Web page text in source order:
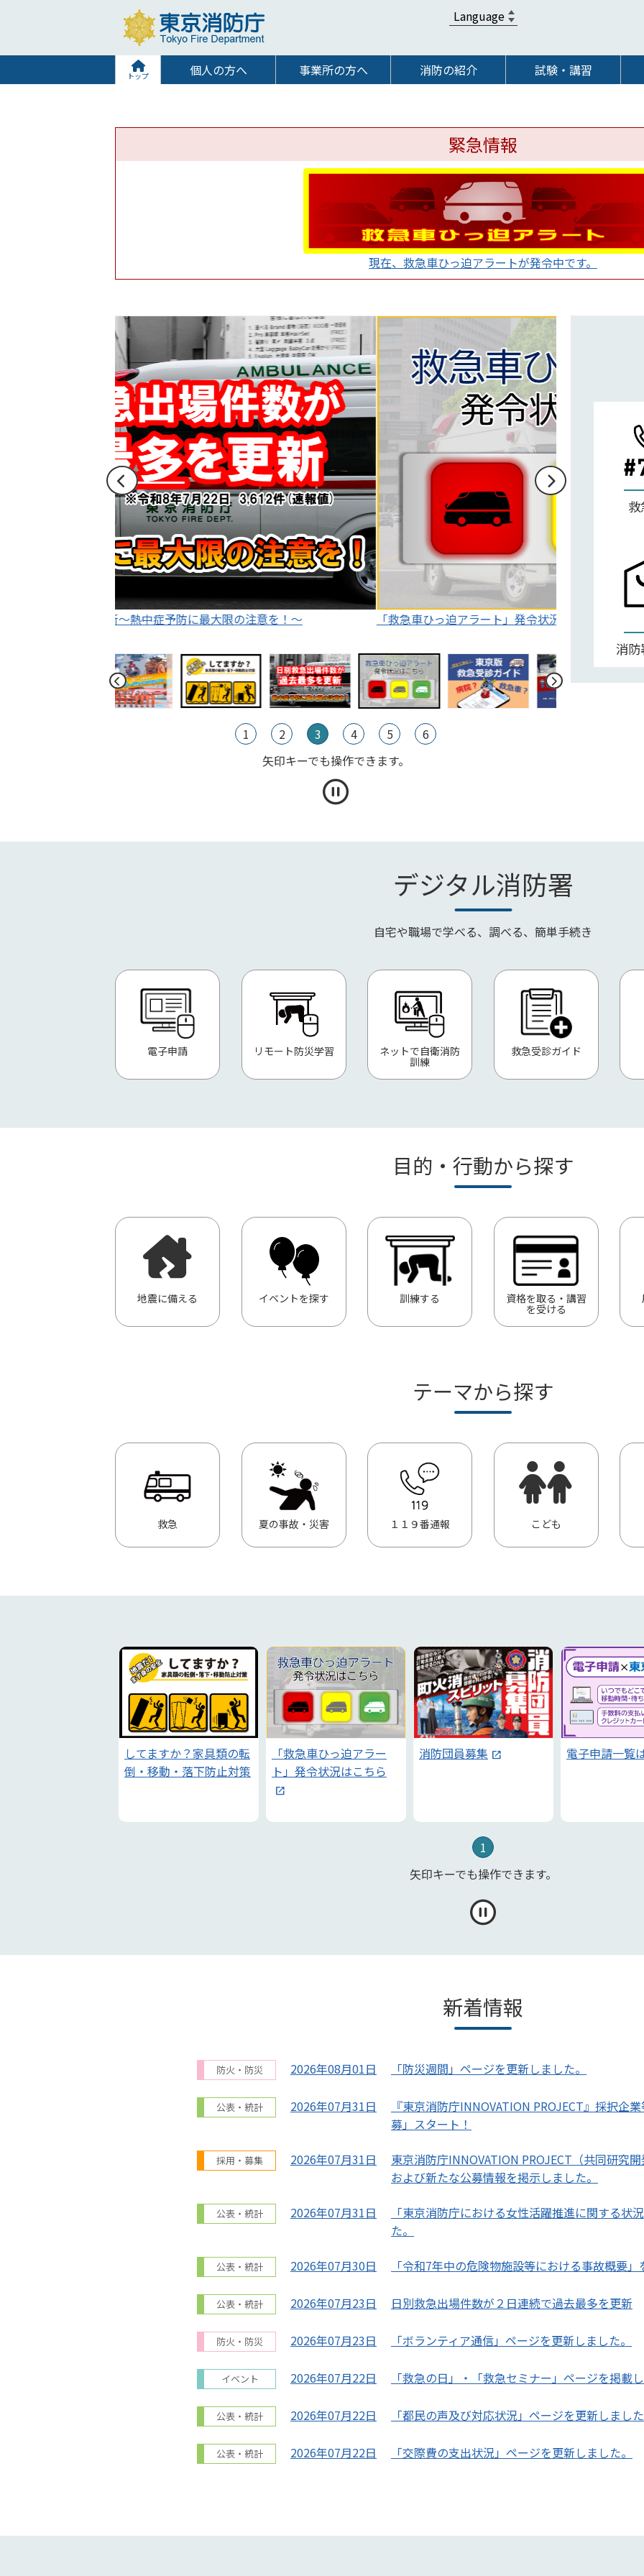
トップ 個人の方へ 事業所の方へ 消防の紹介 試験・講習
緊急情報
現在、救急車ひっ迫アラートが発令中です。
東
京
消
防
庁
「救急車ひっ迫アラート」発令状況はこちら
1 2 3 4 5
6
矢印キーでも操作できます。
救
消防
デジタル消防署
自宅や職場で学べる、調べる、簡単手続き
電子申請 リモート防災学習 ネットで自衛消防
訓練
救急受診ガイド
目的・行動から探す
地震に備える イベントを探す 訓練する 資格を取る・講習
を受ける
テーマから探す
救急 夏の事故・災害 １１９番通報 こども
してますか？家具類の転
倒・移動・落下防止対策
「救急車ひっ迫アラー
ト」発令状況はこちら
消防団員募集 電子申請一覧
1
矢印キーでも操作できます。
新着情報
防火・防災 2026年08月01日 「防災週間」ページを更新しました。
公表・統計 2026年07月31日
『東京消防庁INNOVATION PROJECT』採択企
募」スタート！
採用・募集 2026年07月31日
東京消防庁INNOVATION PROJECT（共同研究
および新たな公募情報を掲示しました。
公表・統計 2026年07月31日
「東京消防庁における女性活躍推進に関する状
た。
公表・統計 2026年07月30日 「令和7年中の危険物施設等における事故概要」
公表・統計 2026年07月23日 日別救急出場件数が２日連続で過去最多を更新
防火・防災 2026年07月23日 「ボランティア通信」ページを更新しました。
イベント 2026年07月22日 「救急の日」・「救急セミナー」ページを掲載し
公表・統計 2026年07月22日 「都民の声及び対応状況」ページを更新しました
公表・統計 2026年07月22日 「交際費の支出状況」ページを更新しました。